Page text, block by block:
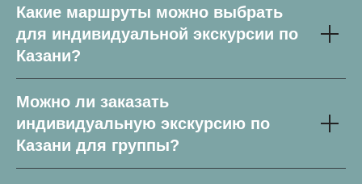
Какие маршруты можно выбрать
для индивидуальной экскурсии по
Казани?
Можно ли заказать
индивидуальную экскурсию по
Казани для группы?